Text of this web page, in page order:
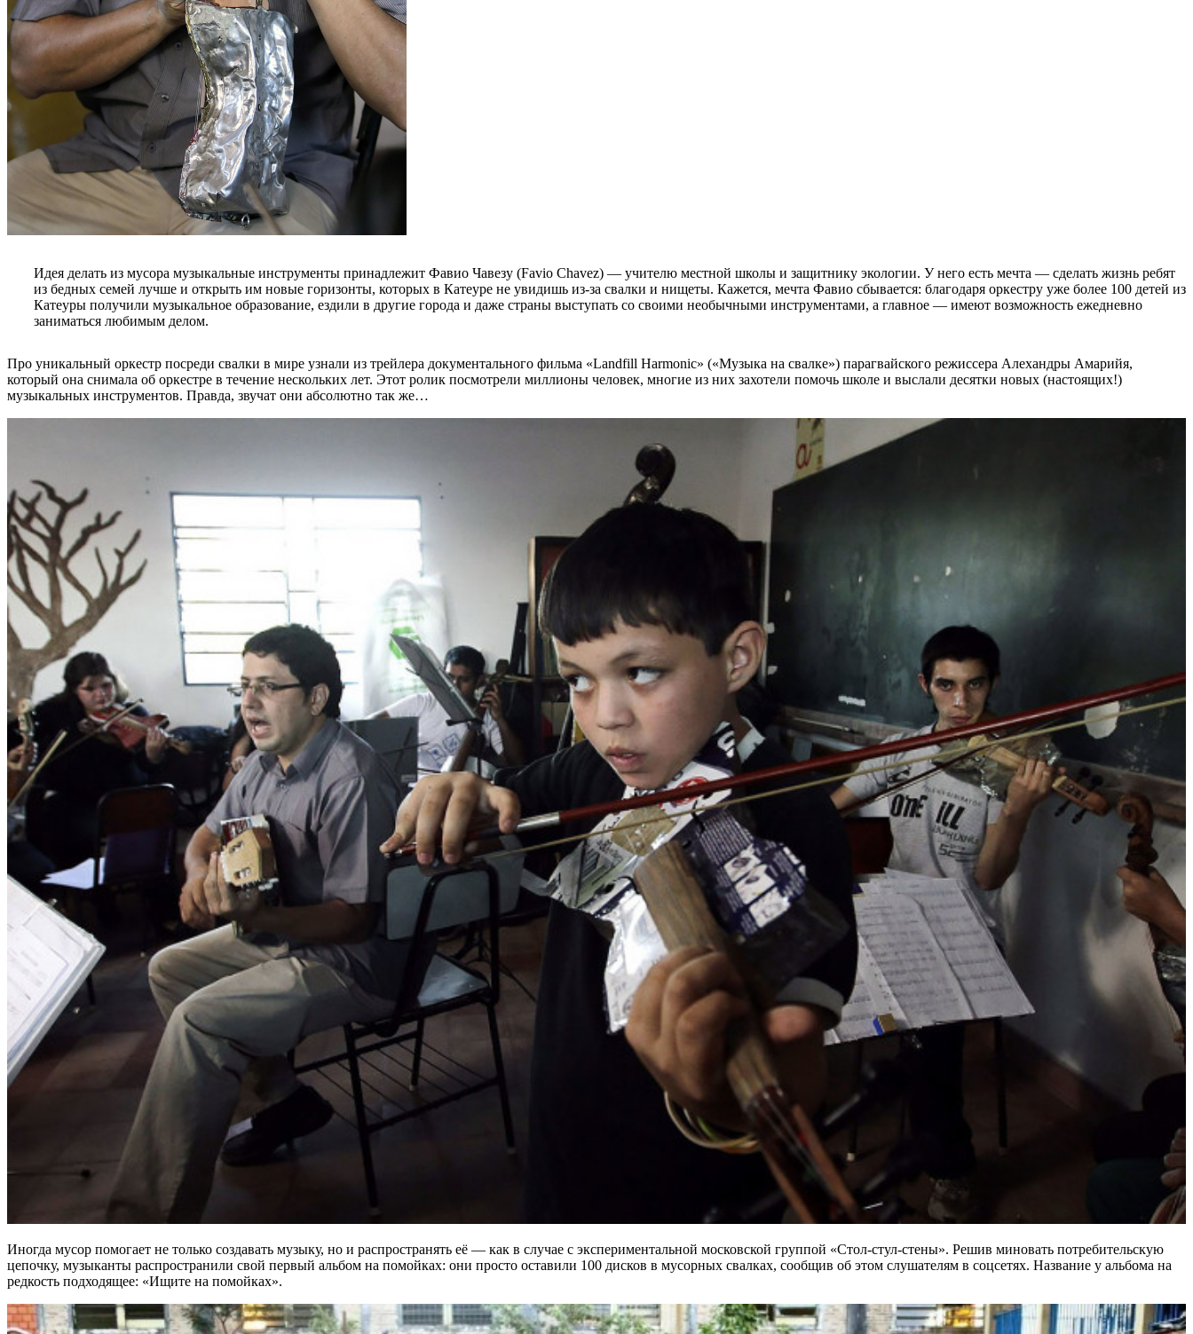
Идея делать из мусора музыкальные инструменты принадлежит Фавио Чавезу (Favio Chavez) — учителю местной школы и защитнику экологии. У него есть мечта — сделать жизнь ребят
из бедных семей лучше и открыть им новые горизонты, которых в Катеуре не увидишь из-за свалки и нищеты. Кажется, мечта Фавио сбывается: благодаря оркестру уже более 100 детей из
Катеуры получили музыкальное образование, ездили в другие города и даже страны выступать со своими необычными инструментами, а главное — имеют возможность ежедневно
заниматься любимым делом.
Про уникальный оркестр посреди свалки в мире узнали из трейлера документального фильма «Landfill Harmonic» («Музыка на свалке») парагвайского режиссера Алехандры Амарийя,
который она снимала об оркестре в течение нескольких лет. Этот ролик посмотрели миллионы человек, многие из них захотели помочь школе и выслали десятки новых (настоящих!)
музыкальных инструментов. Правда, звучат они абсолютно так же…
Иногда мусор помогает не только создавать музыку, но и распространять её — как в случае с экспериментальной московской группой «Стол-стул-стены». Решив миновать потребительскую
цепочку, музыканты распространили свой первый альбом на помойках: они просто оставили 100 дисков в мусорных свалках, сообщив об этом слушателям в соцсетях. Название у альбома на
редкость подходящее: «Ищите на помойках».